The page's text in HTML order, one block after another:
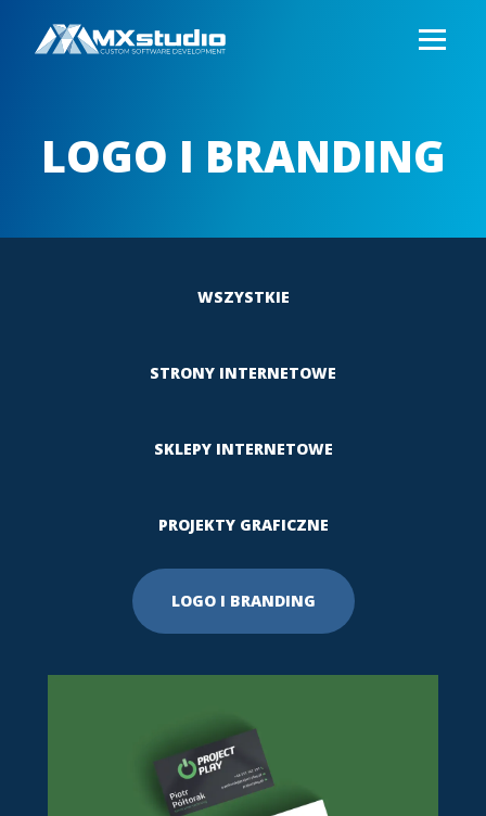
LOGO I BRANDING
WSZYSTKIE
STRONY INTERNETOWE
SKLEPY INTERNETOWE
PROJEKTY GRAFICZNE
LOGO I BRANDING
Realizacje